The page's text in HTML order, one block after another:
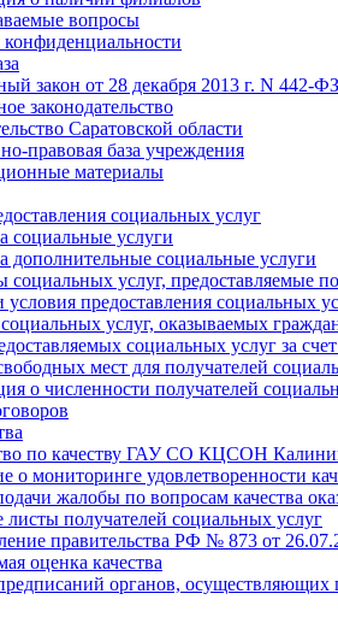
вопросы
закон от 28 декабря 2013 г. N 442-
законодательство
Саратовской области
правовая база учреждения
материалы
социальных услуг
социальные услуги
дополнительные социальные услуги
социальных услуг, предоставляемые
предоставления социальных
услуг, оказываемых
социальных услуг за
мест для получателей
о численности получателей
по качеству ГАУ СО КЦСОН
о мониторинге удовлетворенности
жалобы по вопросам качества
получателей социальных услуг
правительства РФ № 873 от
оценка качества
органов, осуществляющих